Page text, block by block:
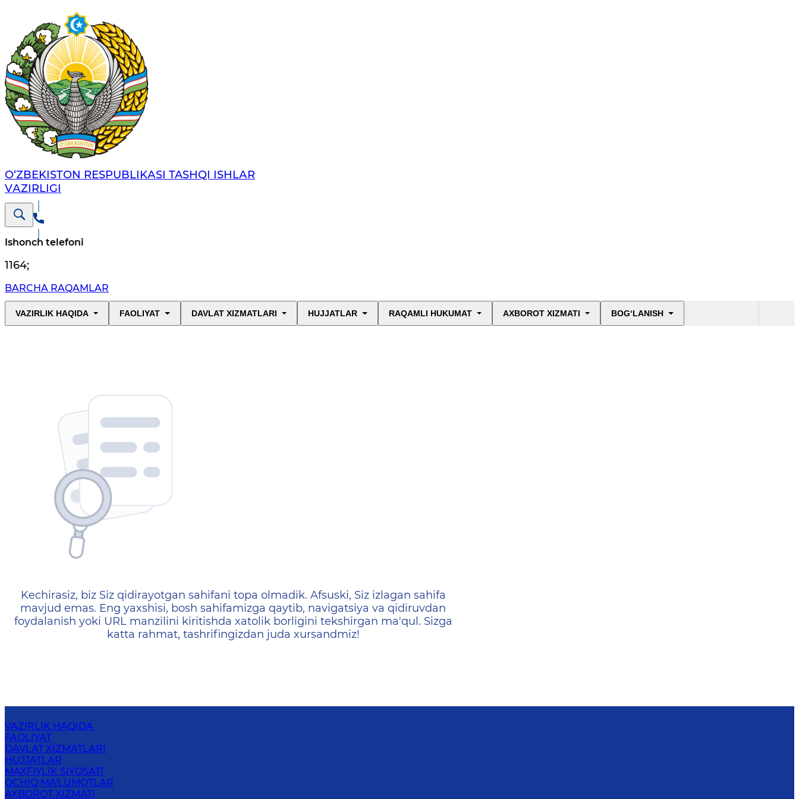
O‘ZBЕKISTОN RЕSPUBLIKАSI TASHQI ISHLАR
VАZIRLIGI
Ishonch telefoni
1164;
BARCHA RAQAMLAR
VAZIRLIK HAQIDA FAOLIYAT DAVLAT XIZMATLARI HUJJATLAR RAQAMLI HUKUMAT AXBOROT XIZMATI BOG‘LANISH
404 — Страница не найдена
Kechirasiz, biz Siz qidirayotgan sahifani topa olmadik. Afsuski, Siz izlagan sahifa
mavjud emas. Eng yaxshisi, bosh sahifamizga qaytib, navigatsiya va qidiruvdan
foydalanish yoki URL manzilini kiritishda xatolik borligini tekshirgan ma'qul. Sizga
katta rahmat, tashrifingizdan juda xursandmiz!
VAZIRLIK HAQIDA
FAOLIYAT
DAVLAT XIZMATLARI
HUJJATLAR
MAXFIYLIK SIYOSATI
OCHIQ MA'LUMOTLAR
AXBOROT XIZMATI